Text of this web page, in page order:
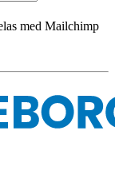
med Mailchimp